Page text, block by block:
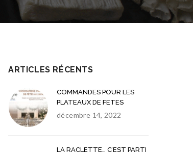
ARTICLES RÉCENTS
COMMANDES POUR LES
PLATEAUX DE FETES
décembre 14, 2022
LA RACLETTE… C’EST PARTI